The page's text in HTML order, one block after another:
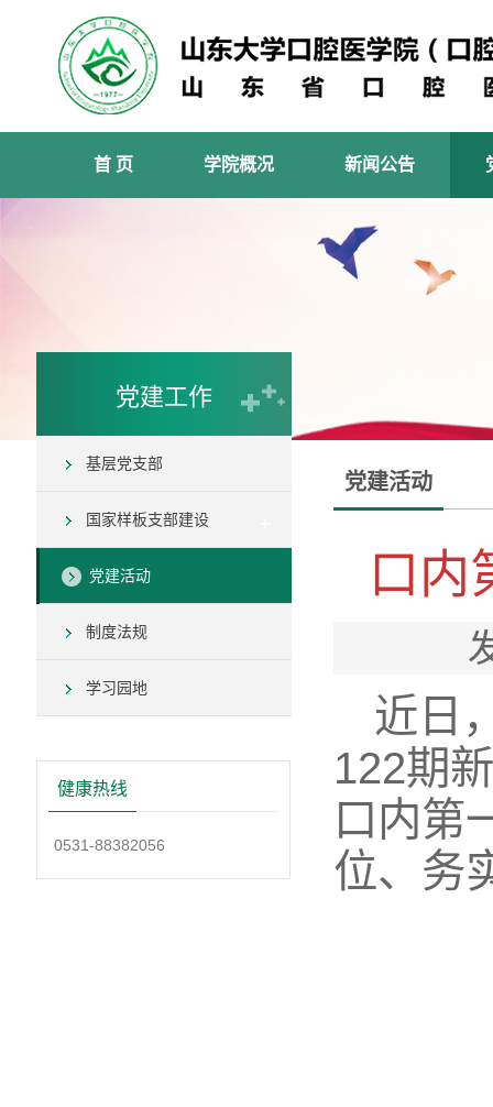
首 页 学院概况 新闻公告
党建工作
基层党支部
国家样板支部建设
党建活动
制度法规
学习园地
健康热线
0531-88382056
党建活动
口内
近日
122期
口内第
位、务